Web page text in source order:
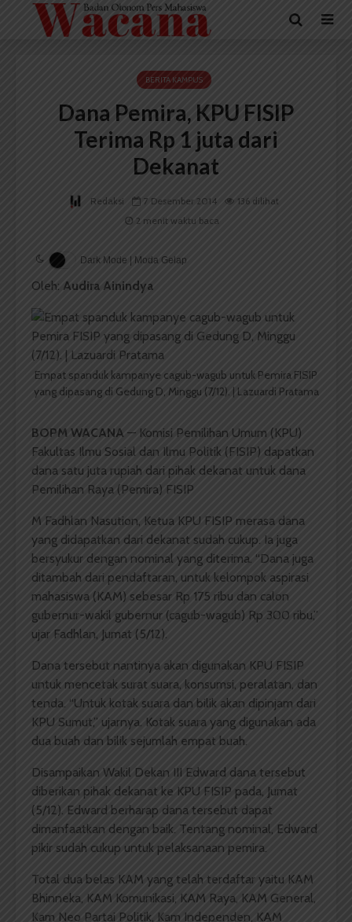
BERITA KAMPUS
Dana Pemira, KPU FISIP
Terima Rp 1 juta dari
Dekanat
Redaksi 7 Desember 2014
136 dilihat
2 menit waktu baca
Dark Mode | Moda Gelap
Oleh: Audira Ainindya
Empat spanduk kampanye cagub-wagub untuk Pemira FISIP
yang dipasang di Gedung D, Minggu (7/12). | Lazuardi Pratama
BOPM WACANA — Komisi Pemilihan Umum (KPU)
Fakultas Ilmu Sosial dan Ilmu Politik (FISIP) dapatkan
dana satu juta rupiah dari pihak dekanat untuk dana
Pemilihan Raya (Pemira) FISIP
M Fadhlan Nasution, Ketua KPU FISIP merasa dana
yang didapatkan dari dekanat sudah cukup. Ia juga
bersyukur dengan nominal yang diterima. “Dana juga
ditambah dari pendaftaran, untuk kelompok aspirasi
mahasiswa (KAM) sebesar Rp 175 ribu dan calon
gubernur-wakil gubernur (cagub-wagub) Rp 300 ribu,”
ujar Fadhlan, Jumat (5/12).
Dana tersebut nantinya akan digunakan KPU FISIP
untuk mencetak surat suara, konsumsi, peralatan, dan
tenda. “Untuk kotak suara dan bilik akan dipinjam dari
KPU Sumut,” ujarnya. Kotak suara yang digunakan ada
dua buah dan bilik sejumlah empat buah.
Disampaikan Wakil Dekan III Edward dana tersebut
diberikan pihak dekanat ke KPU FISIP pada, Jumat
(5/12). Edward berharap dana tersebut dapat
dimanfaatkan dengan baik. Tentang nominal, Edward
pikir sudah cukup untuk pelaksanaan pemira.
Total dua belas KAM yang telah terdaftar yaitu KAM
Bhinneka, KAM Komunikasi, KAM Raya, KAM General,
Kam Neo Partai Politik, Kam Independen, KAM